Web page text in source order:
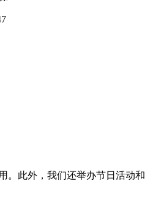
。此外，我们还举办节日活动和